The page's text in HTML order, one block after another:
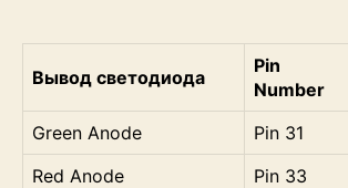
Вывод светодиода
Pin
Number
Green Anode
Pin 31
Red Anode
Pin 33